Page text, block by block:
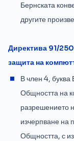
Бернската
другите
Директива 91/
защита на
В член 4,
Общността на
разрешението
изчерпване на
Общността, с